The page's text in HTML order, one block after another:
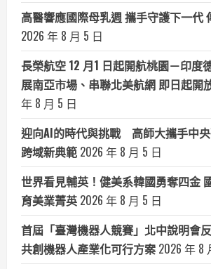
高醫響應國際母乳週 攜手守護下一代
2026 年 8 月 5 日
長榮航空 12 月1 日起開航桃園－印度
展南亞市場、串聯北美航網 即日起開
年 8 月 5 日
迎向AI的時代與挑戰 高師大攜手中
跨域新典範 2026 年 8 月 5 日
世界看見輔英！健美系韓國勇奪四金
育美業菁英 2026 年 8 月 5 日
首屆「臺灣機器人競賽」北中說明會
共創機器人產業化可行方案 2026 年 8